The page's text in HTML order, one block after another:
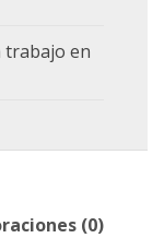
trabajo en
(0)